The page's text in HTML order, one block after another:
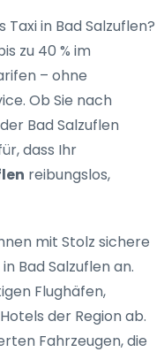
in Bad Salzuflen?
zu 40 % im
– ohne
Ob Sie nach
Bad Salzuflen
dass Ihr
reibungslos,
mit Stolz sichere
Bad Salzuflenan.
Flughäfen,
der Region ab.
Fahrzeugen, die